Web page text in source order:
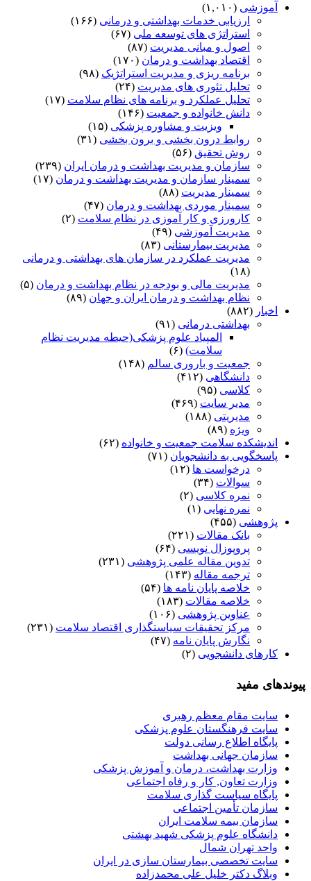
آموزشی (۱,۰۱۰)
ارزیابی خدمات بهداشتی و درمانی (۱۶۶)
استراتژی های توسعه ملی (۶۷)
اصول و مبانی مدیریت (۸۷)
اقتصاد بهداشت و درمان (۱۷۰)
برنامه ریزی و مدیریت استراتژیک (۹۸)
تحلیل تئوری های مدیریت (۲۴)
تحلیل عملکرد و برنامه های نظام سلامت (۱۷)
دانش خانواده و جمعیت (۱۴۶)
ویزیت و مشاوره پزشکی (۱۵)
روابط درون بخشی و برون بخشی (۳۱)
روش تحقیق (۵۶)
سازمان و مدیریت بهداشت و درمان ایران (۲۳۹)
سمینار سازمان و مدیریت بهداشت و درمان (۱۷)
سمینار مدیریت (۸۸)
سمینار موردی بهداشت و درمان (۴۷)
کارورزی و کار آموزی در نظام سلامت (۲)
مدیریت آموزشی (۴۹)
مدیریت بیمارستانی (۸۳)
مدیریت عملکرد در سازمان های بهداشتی و درمانی
(۱۸)
مدیریت مالی و بودجه در نظام بهداشت و درمان (۵)
نظام بهداشت و درمان ایران و جهان (۸۹)
اخبار (۸۸۲)
بهداشتی درمانی (۹۱)
المپیاد علوم پزشکی(حیطه مدیریت نظام
سلامت) (۶)
جمعیت و باروری سالم (۱۴۸)
دانشگاهی (۴۱۲)
کلاسی (۹۵)
مدیر سایت (۴۶۹)
مدیریتی (۱۸۸)
ویژه (۸۹)
اندیشکده سلامت جمعیت و خانواده (۶۲)
پاسخگویی به دانشجویان (۷۱)
درخواست ها (۱۲)
سوالات (۳۴)
نمره کلاسی (۲)
نمره نهایی (۱)
پژوهشی (۴۵۵)
بانک مقالات (۲۲۱)
پروپوزال نویسی (۶۴)
تدوین مقاله علمی پژوهشی (۲۳۱)
ترجمه مقاله (۱۴۳)
خلاصه پایان نامه ها (۵۴)
خلاصه مقالات (۱۸۳)
عناوین پژوهشی (۱۰۶)
مرکز تحقیقات سیاستگذاری اقتصاد سلامت (۲۳۱)
نگارش پایان نامه (۴۷)
کارهای دانشجویی (۲)
پیوندهای مفید
سایت مقام معظم رهبری
سایت فرهنگستان علوم پزشکی
پایگاه اطلاع رسانی دولت
سازمان جهانی بهداشت
وزارت بهداشت، درمان و آموزش پزشکی
وزارت تعاون, کار و رفاه اجتماعی
پایگاه سیاست گذاری سلامت
سازمان تأمین اجتماعی
سازمان بیمه سلامت ایران
دانشگاه علوم پزشکی شهید بهشتی
واحد تهران شمال
سایت تخصصی بیمارستان سازی در ایران
وبلاگ دکتر خلیل علی محمدزاده